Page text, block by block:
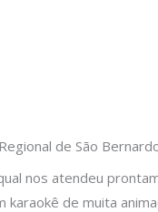
de São
nos atendeu
de muita